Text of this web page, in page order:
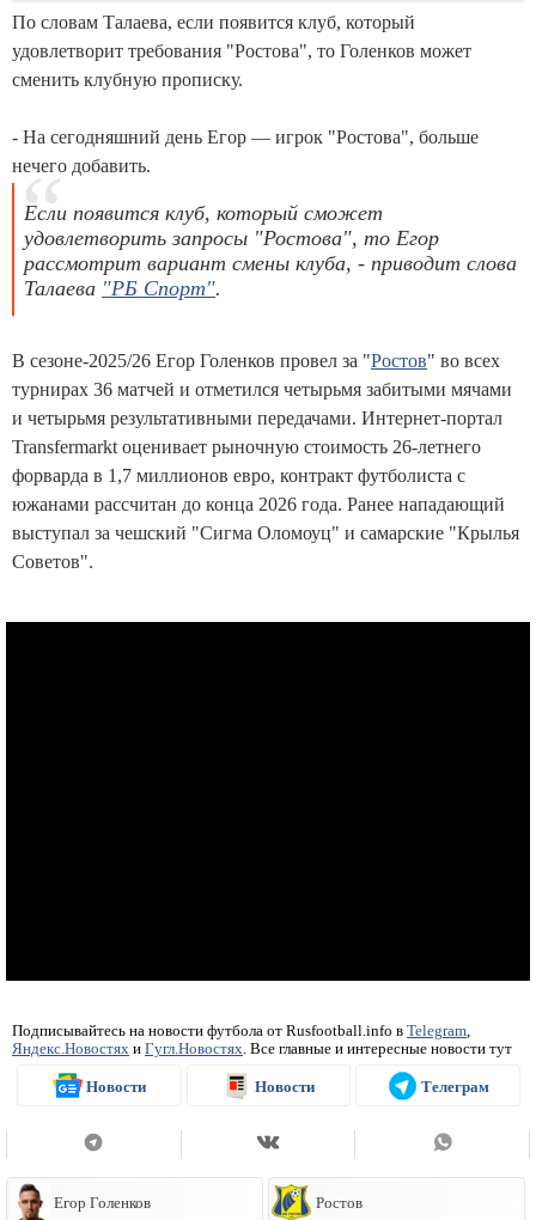
По словам Талаева, если появится клуб, который
удовлетворит требования "Ростова", то Голенков может
сменить клубную прописку.
- На сегодняшний день Егор — игрок "Ростова", больше
нечего добавить.
Если появится клуб, который сможет
удовлетворить запросы "Ростова", то Егор
рассмотрит вариант смены клуба, - приводит слова
Талаева "РБ Спорт".
В сезоне-2025/26 Егор Голенков провел за "Ростов" во всех
турнирах 36 матчей и отметился четырьмя забитыми мячами
и четырьмя результативными передачами. Интернет-портал
Transfermarkt оценивает рыночную стоимость 26-летнего
форварда в 1,7 миллионов евро, контракт футболиста с
южанами рассчитан до конца 2026 года. Ранее нападающий
выступал за чешский "Сигма Оломоуц" и самарские "Крылья
Советов".
Подписывайтесь на новости футбола от Rusfootball.info в Telegram,
Яндекс.Новостях и Гугл.Новостях. Все главные и интересные новости тут
Новости Новости Телеграм
Егор Голенков Ростов